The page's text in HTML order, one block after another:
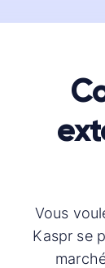
Vous
Kaspr se